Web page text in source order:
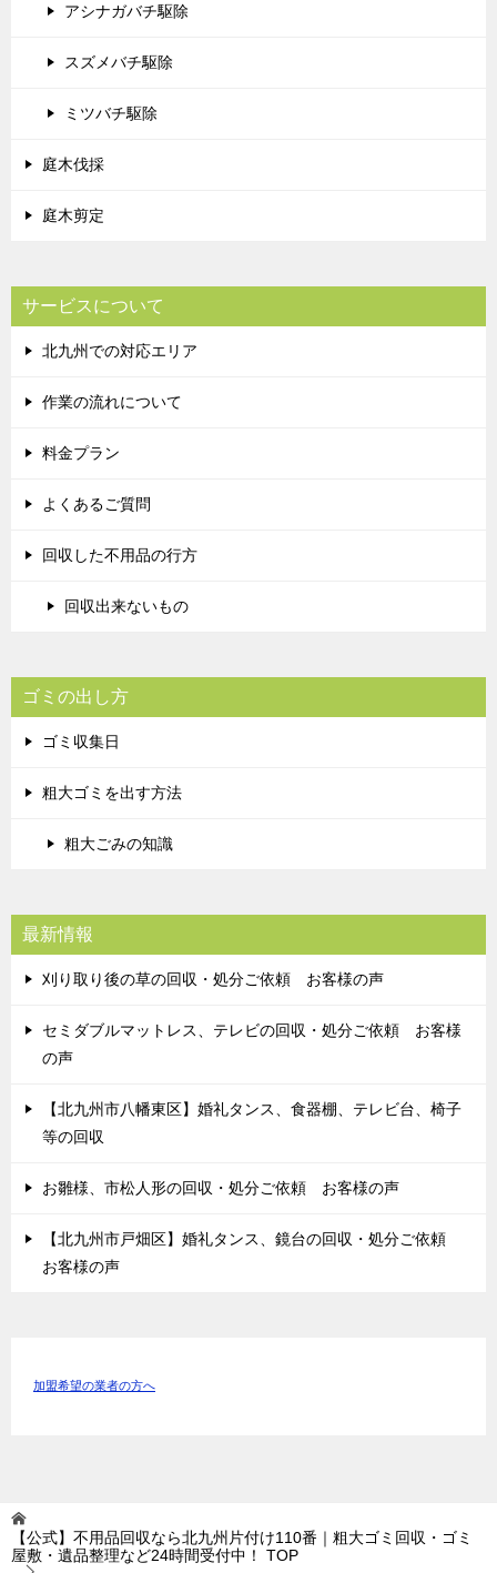
アシナガバチ駆除
スズメバチ駆除
ミツバチ駆除
庭木伐採
庭木剪定
サービスについて
北九州での対応エリア
作業の流れについて
料金プラン
よくあるご質問
回収した不用品の行方
回収出来ないもの
ゴミの出し方
ゴミ収集日
粗大ゴミを出す方法
粗大ごみの知識
最新情報
刈り取り後の草の回収・処分ご依頼 お客様の声
セミダブルマットレス、テレビの回収・処分ご依頼 お客様
の声
【北九州市八幡東区】婚礼タンス、食器棚、テレビ台、椅子
等の回収
お雛様、市松人形の回収・処分ご依頼 お客様の声
【北九州市戸畑区】婚礼タンス、鏡台の回収・処分ご依頼
お客様の声
加盟希望の業者の方へ
【公式】不用品回収なら北九州片付け110番｜粗大ゴミ回収・ゴミ
屋敷・遺品整理など24時間受付中！
TOP